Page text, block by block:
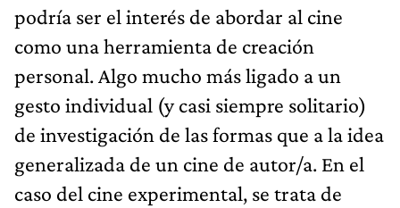
podría ser el interés de abordar al cine
como una herramienta de creación
personal. Algo mucho más ligado a un
gesto individual (y casi siempre solitario)
de investigación de las formas que a la idea
generalizada de un cine de autor/a. En el
caso del cine experimental, se trata de